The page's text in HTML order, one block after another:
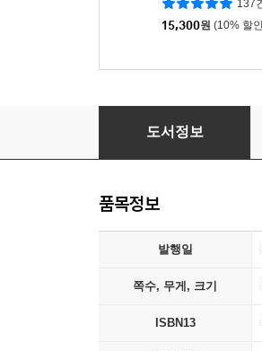
137
15,300원 (10% 할
처음 만나는 WSL
도서정보
품목정보
발행일
쪽수, 무게, 크기
ISBN13